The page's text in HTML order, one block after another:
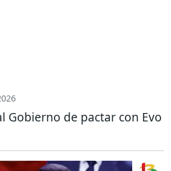
Gobierno de pactar con Evo